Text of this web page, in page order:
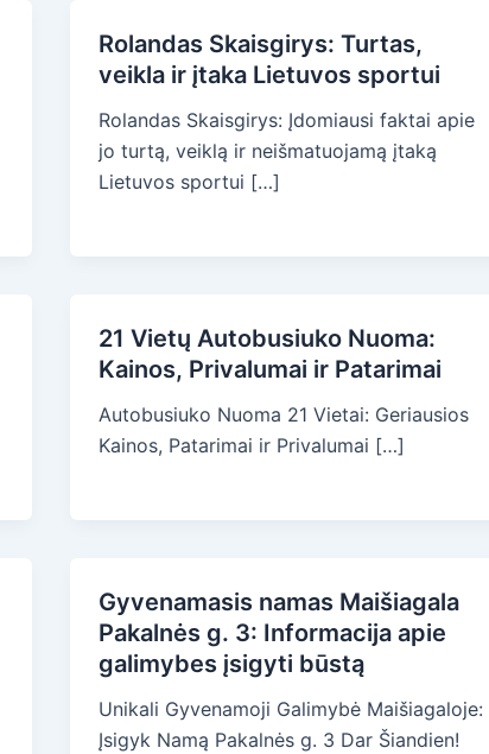
Rolandas Skaisgirys: Turtas,
veikla ir įtaka Lietuvos sportui
Rolandas Skaisgirys: Įdomiausi faktai apie
jo turtą, veiklą ir neišmatuojamą įtaką
Lietuvos sportui […]
21 Vietų Autobusiuko Nuoma:
Kainos, Privalumai ir Patarimai
Autobusiuko Nuoma 21 Vietai: Geriausios
Kainos, Patarimai ir Privalumai […]
Gyvenamasis namas Maišiagala
Pakalnės g. 3: Informacija apie
galimybes įsigyti būstą
Unikali Gyvenamoji Galimybė Maišiagaloje:
Įsigyk Namą Pakalnės g. 3 Dar Šiandien!